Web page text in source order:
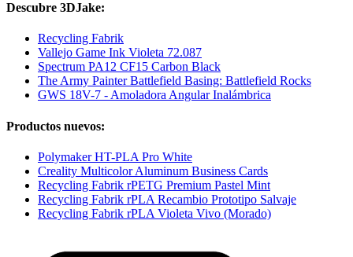
Descubre 3DJake:
Recycling Fabrik
Vallejo Game Ink Violeta 72.087
Spectrum PA12 CF15 Carbon Black
The Army Painter Battlefield Basing: Battlefield Rocks
GWS 18V-7 - Amoladora Angular Inalámbrica
Productos nuevos:
Polymaker HT-PLA Pro White
Creality Multicolor Aluminum Business Cards
Recycling Fabrik rPETG Premium Pastel Mint
Recycling Fabrik rPLA Recambio Prototipo Salvaje
Recycling Fabrik rPLA Violeta Vivo (Morado)